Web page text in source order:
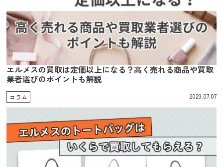
エルメスの買取は定価以上になる？高く売れる商品や買取
業者選びのポイントも解説
コラム 2023.07.07